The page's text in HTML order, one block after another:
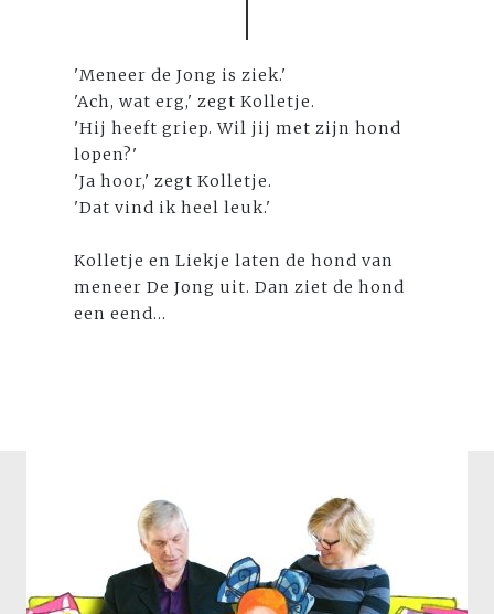
'Meneer de Jong is ziek.'
'Ach, wat erg,' zegt Kolletje.
'Hij heeft griep. Wil jij met zijn hond
lopen?'
'Ja hoor,' zegt Kolletje.
'Dat vind ik heel leuk.'
Kolletje en Liekje laten de hond van
meneer De Jong uit. Dan ziet de hond
een eend...